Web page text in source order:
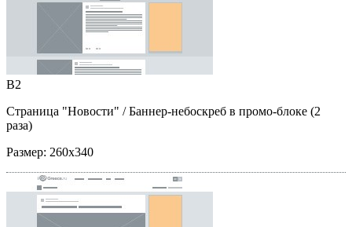
B2
Страница "Новости" / Баннер-небоскреб в промо-блоке (2
раза)
Размер: 260x340